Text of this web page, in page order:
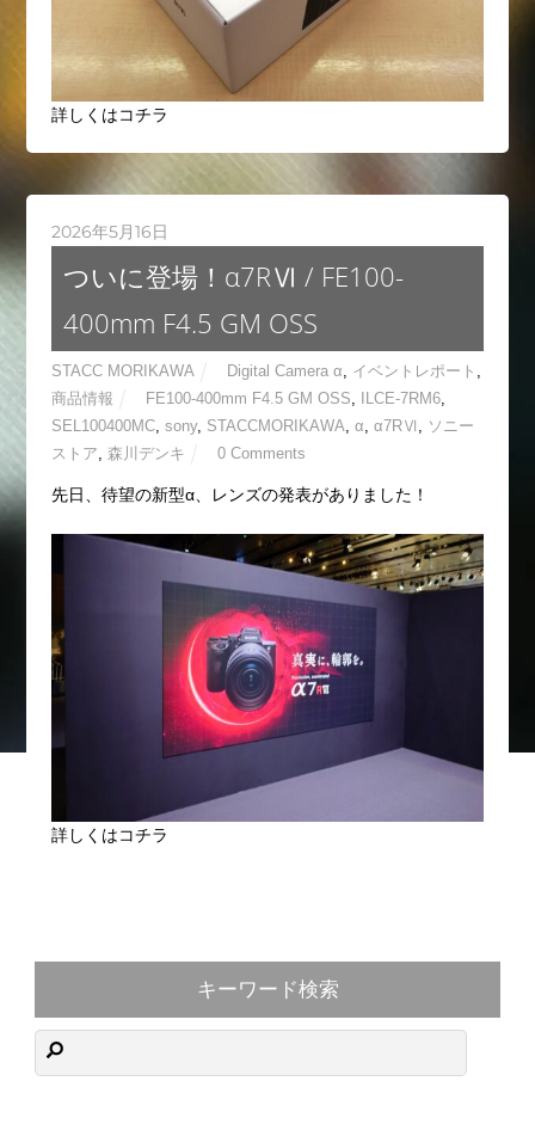
詳しくはコチラ
2026年5月16日
ついに登場！α7RⅥ / FE100-
400mm F4.5 GM OSS
STACC MORIKAWA Digital Camera α イベントレポート
商品情報
FE100-400mm F4.5 GM OSS ILCE-7RM6,
SEL100400MC, sony, STACCMORIKAWA α α7RⅥ
ソニー
ストア 森川デンキ 0 Comments
先日、待望の新型α、レンズの発表がありました！
詳しくはコチラ
キーワード検索